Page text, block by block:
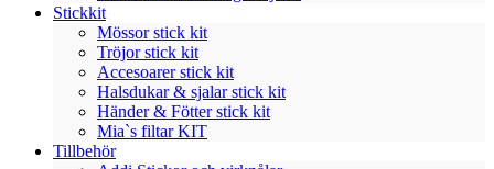
Stickkit
Mössor stick kit
Tröjor stick kit
Accesoarer stick kit
Halsdukar & sjalar stick kit
Händer & Fötter stick kit
Mia`s filtar KIT
Tillbehör